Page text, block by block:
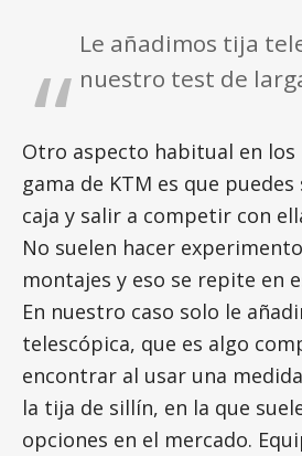
Le añadimos tija
nuestro test de
Otro aspecto habitual en
gama de KTM es que
caja y salir a competir con
No suelen hacer
montajes y eso se repite en
En nuestro caso solo le
telescópica, que es algo
encontrar al usar una
la tija de sillín, en la que
opciones en el mercado.